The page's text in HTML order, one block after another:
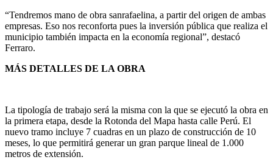
“Tendremos mano de obra sanrafaelina, a partir del origen de ambas
empresas. Eso nos reconforta pues la inversión pública que realiza el
municipio también impacta en la economía regional”, destacó
Ferraro.
MÁS DETALLES DE LA OBRA
La tipología de trabajo será la misma con la que se ejecutó la obra en
la primera etapa, desde la Rotonda del Mapa hasta calle Perú. El
nuevo tramo incluye 7 cuadras en un plazo de construcción de 10
meses, lo que permitirá generar un gran parque lineal de 1.000
metros de extensión.